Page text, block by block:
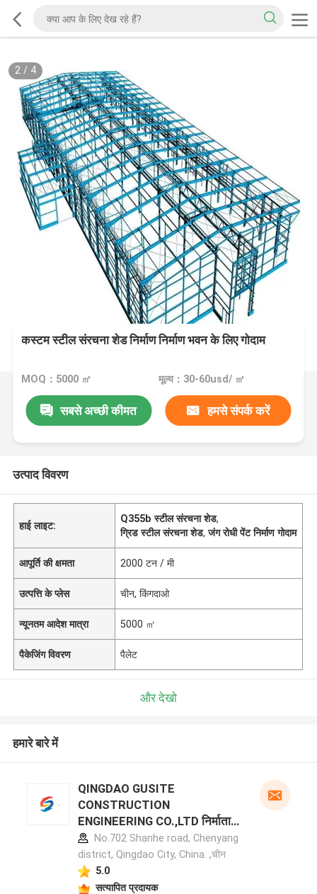
2/ 4
कस्टम स्टील संरचना शेड निर्माण निर्माण भवन के लिए गोदाम
MOQ：5000 ㎡ मूल्य：30-60usd/ ㎡
सबसे अच्छी कीमत हमसे संपर्क करें
उत्पाद विवरण
हाई लाइट:
Q355b स्टील संरचना शेड,
ग्रिड स्टील संरचना शेड,जंग रोधी पेंट निर्माण गोदाम
आपूर्ति की क्षमता 2000 टन / मी
उत्पत्ति के प्लेस चीन, किंगदाओ
न्यूनतम आदेश मात्रा 5000 ㎡
पैकेजिंग विवरण पैलेट
और देखो
हमारे बारे में
QINGDAO GUSITE
CONSTRUCTION
ENGINEERING CO.,LTD निर्माता
प्रोफ़ाइलNo.702 Shanhe road, Chenyang
district, Qingdao City, China. ,चीन
5.0
सत्यापित प्रदायक